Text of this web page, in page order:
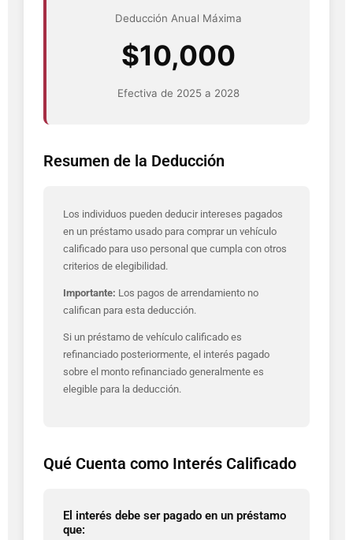
Deducción Anual Máxima
$10,000
Efectiva de 2025 a 2028
Resumen de la Deducción
Los individuos pueden deducir intereses pagados
en un préstamo usado para comprar un vehículo
calificado para uso personal que cumpla con otros
criterios de elegibilidad.
Importante: Los pagos de arrendamiento no
califican para esta deducción.
Si un préstamo de vehículo calificado es
refinanciado posteriormente, el interés pagado
sobre el monto refinanciado generalmente es
elegible para la deducción.
Qué Cuenta como Interés Calificado
El interés debe ser pagado en un préstamo
que: